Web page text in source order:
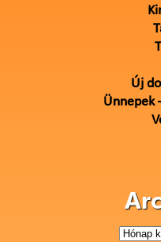
Új
Ünnepek